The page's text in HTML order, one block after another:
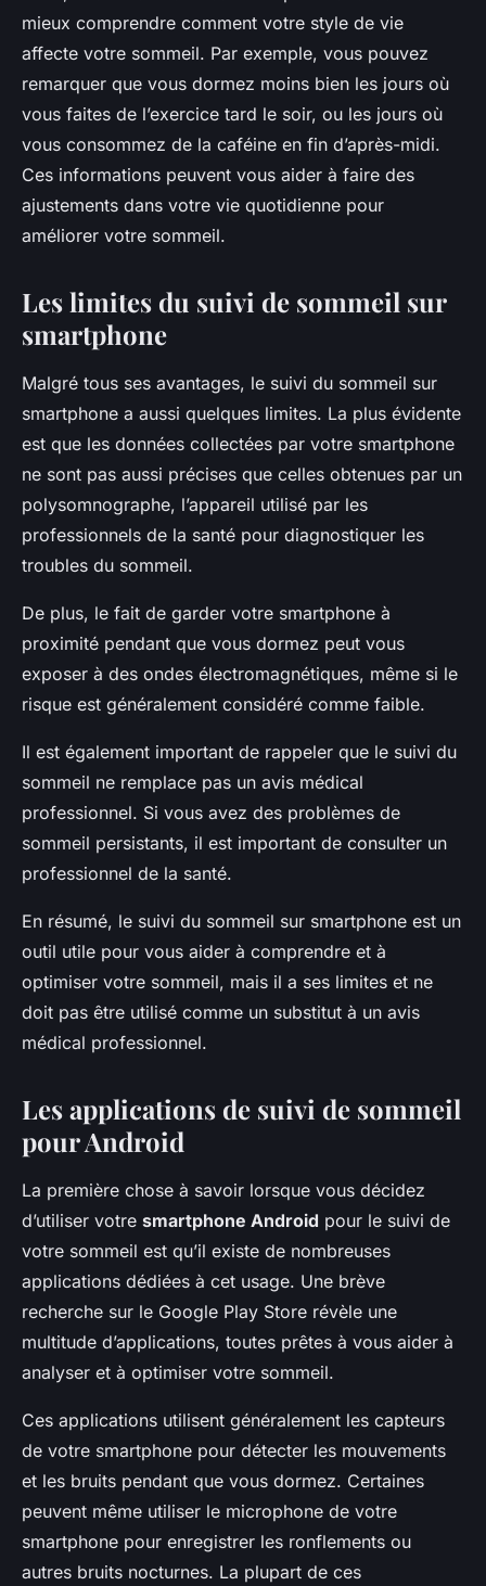
mieux comprendre comment votre style de vie
affecte votre sommeil. Par exemple, vous pouvez
remarquer que vous dormez moins bien les jours où
vous faites de l’exercice tard le soir, ou les jours où
vous consommez de la caféine en fin d’après-midi.
Ces informations peuvent vous aider à faire des
ajustements dans votre vie quotidienne pour
améliorer votre sommeil.
Les limites du suivi de sommeil sur
smartphone
Malgré tous ses avantages, le suivi du sommeil sur
smartphone a aussi quelques limites. La plus évidente
est que les données collectées par votre smartphone
ne sont pas aussi précises que celles obtenues par un
polysomnographe, l’appareil utilisé par les
professionnels de la santé pour diagnostiquer les
troubles du sommeil.
De plus, le fait de garder votre smartphone à
proximité pendant que vous dormez peut vous
exposer à des ondes électromagnétiques, même si le
risque est généralement considéré comme faible.
Il est également important de rappeler que le suivi du
sommeil ne remplace pas un avis médical
professionnel. Si vous avez des problèmes de
sommeil persistants, il est important de consulter un
professionnel de la santé.
En résumé, le suivi du sommeil sur smartphone est un
outil utile pour vous aider à comprendre et à
optimiser votre sommeil, mais il a ses limites et ne
doit pas être utilisé comme un substitut à un avis
médical professionnel.
Les applications de suivi de sommeil
pour Android
La première chose à savoir lorsque vous décidez
d’utiliser votre smartphone Android pour le suivi de
votre sommeil est qu’il existe de nombreuses
applications dédiées à cet usage. Une brève
recherche sur le Google Play Store révèle une
multitude d’applications, toutes prêtes à vous aider à
analyser et à optimiser votre sommeil.
Ces applications utilisent généralement les capteurs
de votre smartphone pour détecter les mouvements
et les bruits pendant que vous dormez. Certaines
peuvent même utiliser le microphone de votre
smartphone pour enregistrer les ronflements ou
autres bruits nocturnes. La plupart de ces